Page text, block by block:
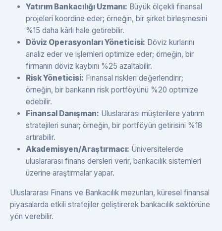
Yatırım Bankacılığı Uzmanı: Büyük ölçekli finansal
projeleri koordine eder; örneğin, bir şirket birleşmesini
%15 daha kârlı hale getirebilir.
Döviz Operasyonları Yöneticisi: Döviz kurlarını
analiz eder ve işlemleri optimize eder; örneğin, bir
firmanın döviz kaybını %25 azaltabilir.
Risk Yöneticisi: Finansal riskleri değerlendirir;
örneğin, bir bankanın risk portföyünü %20 optimize
edebilir.
Finansal Danışman: Uluslararası müşterilere yatırım
stratejileri sunar; örneğin, bir portföyün getirisini %18
artırabilir.
Akademisyen/Araştırmacı: Üniversitelerde
uluslararası finans dersleri verir, bankacılık sistemleri
üzerine araştırmalar yapar.
Uluslararası Finans ve Bankacılık mezunları, küresel finansal
piyasalarda etkili stratejiler geliştirerek bankacılık sektörüne
yön verebilir.